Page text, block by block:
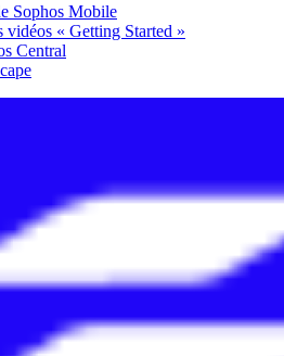
Sophos Mobile
« Getting Started »
Central